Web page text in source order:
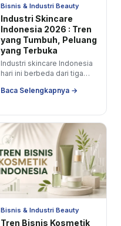
Bisnis & Industri Beauty
Industri Skincare
Indonesia 2026 : Tren
yang Tumbuh, Peluang
yang Terbuka
Industri skincare Indonesia
hari ini berbeda dari tiga
sekarang akan berbeda
Baca Selengkapnya →
Bisnis & Industri Beauty
Tren Bisnis Kosmetik